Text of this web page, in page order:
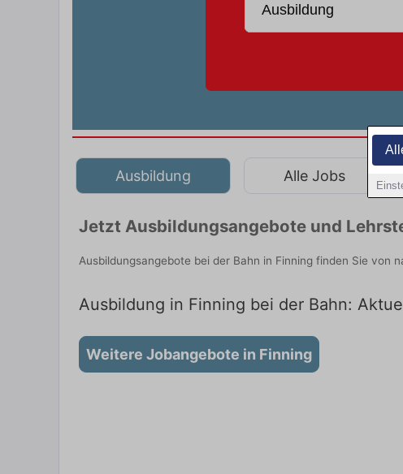
Ausbildung Alle Jobs
Jetzt Ausbildungsangebote und
Ausbildungsangebote bei der Bahn in Finning finden Sie von
Ausbildung in Finning bei der Bahn:
Weitere Jobangebote in Finning